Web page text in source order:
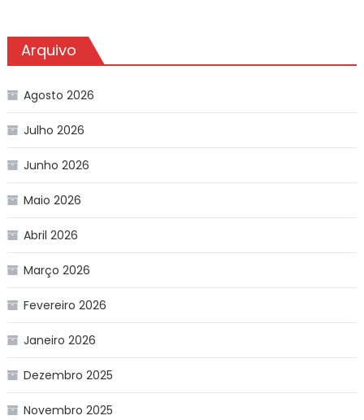
Arquivo
Agosto 2026
Julho 2026
Junho 2026
Maio 2026
Abril 2026
Março 2026
Fevereiro 2026
Janeiro 2026
Dezembro 2025
Novembro 2025